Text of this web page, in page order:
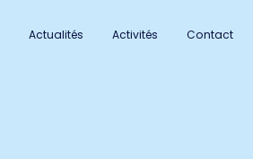
Actualités Activités Contact